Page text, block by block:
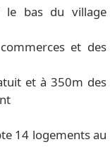
le bas du village
et des
et à 350m des
14 logements au